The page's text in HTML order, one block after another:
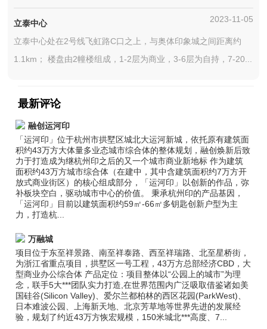
立泰中心 2023-11-05
立泰中心处在2号线飞虹路C口之上，与奥体印象城之间距离约
1.1km； 楼盘由2幢楼组成，1-2层为商业，3-6层为自持，7-20...
最新评论
融创运河印
「运河印」位于杭州市拱墅区城北大运河新城，依托原有建筑面
积约43万方大体量多业态城市综合体的整体规划，融创焕新后致
力于打造成为继杭州印之后的又一个城市商业新地标 作为建筑
面积约43万方城市综合体（在建中，其中含建筑面积约7万方开
放式商业街区）的核心组成部分，「运河印」以创新的作品，弥
补板块空白，驱动城市中心的价值。 秉承杭州印的产品基因，
「运河印」目前以建筑面积约59㎡-66㎡多钥匙创新户型为主
力，打造杭...
万融城
项目位于东至祥景路、南至祥泰路、西至祥瑞路、北至星桥街，
为浙江省重点项目，拱墅区一号工程，43万方总部经济CBD，大
型商业办公综合体 产品定位：项目整体以“公园上的城市”为理
念，联手5大***团队实力打造,在世界范围内广泛吸取借鉴诸如美
国硅谷(Silicon Valley)、爱尔兰都柏林的西区花园(ParkWest)、
日本难波公园、上海新天地、北京芳草地等世界先进的发展经
验，规划了约近43万方恢宏规模，150米城北***高度、7...